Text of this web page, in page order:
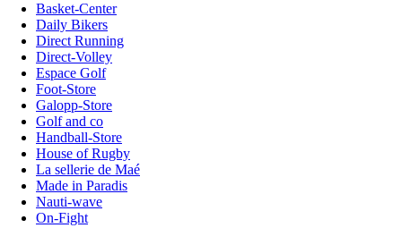
Basket-Center
Daily Bikers
Direct Running
Direct-Volley
Espace Golf
Foot-Store
Galopp-Store
Golf and co
Handball-Store
House of Rugby
La sellerie de Maé
Made in Paradis
Nauti-wave
On-Fight